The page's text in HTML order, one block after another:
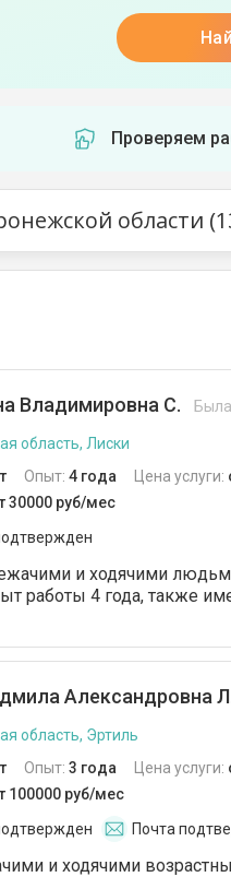
Проверяем
области
Владимировна С.
область, Лиски
Опыт: 4 года Цена услуги:
30000 руб/мес
и ходячими
работы 4 года, также
Александровна
область, Эртиль
Опыт: 3 года Цена услуги:
100000 руб/мес
Почта
и ходячими